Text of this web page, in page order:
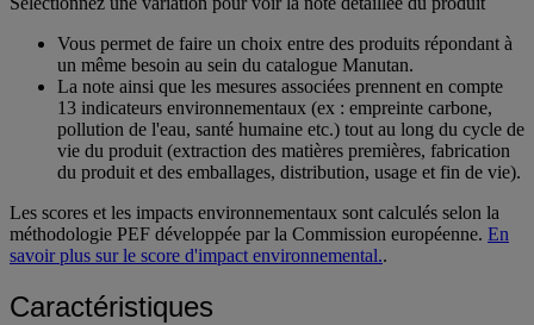
Vous permet de faire un choix entre des produits répondant à
un même besoin au sein du catalogue Manutan.
La note ainsi que les mesures associées prennent en compte
13 indicateurs environnementaux (ex : empreinte carbone,
pollution de l'eau, santé humaine etc.) tout au long du cycle de
vie du produit (extraction des matières premières, fabrication
du produit et des emballages, distribution, usage et fin de vie).
Les scores et les impacts environnementaux sont calculés selon la
méthodologie PEF développée par la Commission européenne. En
savoir plus sur le score d'impact environnemental..
Caractéristiques